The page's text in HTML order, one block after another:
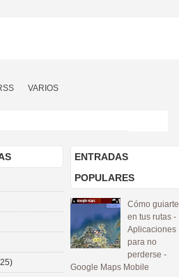
VARIOS
ENTRADAS
POPULARES
Cómo guiarte
en tus rutas -
Aplicaciones
para no
perderse -
Google Maps Mobile